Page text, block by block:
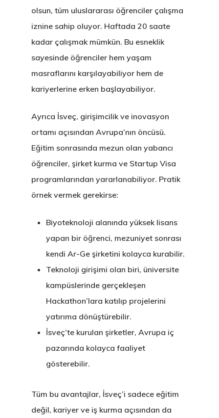
olsun, tüm uluslararası öğrenciler çalışma
iznine sahip oluyor. Haftada 20 saate
kadar çalışmak mümkün. Bu esneklik
sayesinde öğrenciler hem yaşam
masraflarını karşılayabiliyor hem de
kariyerlerine erken başlayabiliyor.
Ayrıca İsveç, girişimcilik ve inovasyon
ortamı açısından Avrupa’nın öncüsü.
Eğitim sonrasında mezun olan yabancı
öğrenciler, şirket kurma ve Startup Visa
programlarından yararlanabiliyor. Pratik
örnek vermek gerekirse:
Biyoteknoloji alanında yüksek lisans
yapan bir öğrenci, mezuniyet sonrası
kendi Ar-Ge şirketini kolayca kurabilir.
Teknoloji girişimi olan biri, üniversite
kampüslerinde gerçekleşen
Hackathon’lara katılıp projelerini
yatırıma dönüştürebilir.
İsveç’te kurulan şirketler, Avrupa iç
pazarında kolayca faaliyet
gösterebilir.
Tüm bu avantajlar, İsveç’i sadece eğitim
değil, kariyer ve iş kurma açısından da
Avrupa Birliği
Oturma Ve
Çalışma İzni
Danışan
Talebi
Estonya
Yatırımcı
Programı